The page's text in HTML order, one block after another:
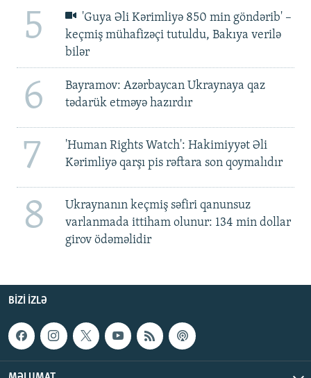
5
'Guya Əli Kərimliyə 850 min göndərib' –
keçmiş mühafizəçi tutuldu, Bakıya verilə
bilər
6
Bayramov: Azərbaycan Ukraynaya qaz
tədarük etməyə hazırdır
7
'Human Rights Watch': Hakimiyyət Əli
Kərimliyə qarşı pis rəftara son qoymalıdır
8
Ukraynanın keçmiş səfiri qanunsuz
varlanmada ittiham olunur: 134 min dollar
girov ödəməlidir
BIZI IZLƏ